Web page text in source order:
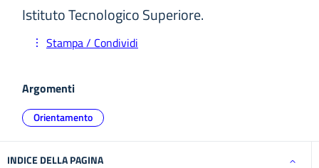
Istituto Tecnologico Superiore.
Stampa / Condividi
Argomenti
Orientamento
INDICE DELLA PAGINA